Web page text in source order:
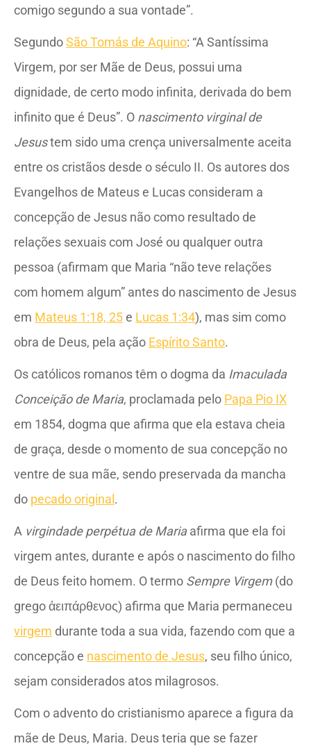
comigo segundo a sua vontade”.
SegundoSão Tomás de Aquino: “A Santíssima
Virgem, por ser Mãe de Deus, possui uma
dignidade, de certo modo infinita, derivada do bem
infinito que é Deus”. O nascimento virginal de
Jesustem sido uma crença universalmente aceita
entre os cristãos desde o século II. Os autores dos
Evangelhos de Mateus e Lucas consideram a
concepção de Jesus não como resultado de
relações sexuais com José ou qualquer outra
pessoa (afirmam que Maria “não teve relações
com homem algum” antes do nascimento de Jesus
em Mateus 1:18, 25e Lucas 1:34), mas sim como
obra de Deus, pela ação Espírito Santo.
Os católicos romanos têm o dogma da Imaculada
Conceição de Maria, proclamada pelo Papa Pio IX
em 1854, dogma que afirma que ela estava cheia
de graça, desde o momento de sua concepção no
ventre de sua mãe, sendo preservada da mancha
do pecado original .
A virgindade perpétua de Mariaafirma que ela foi
virgem antes, durante e após o nascimento do filho
de Deus feito homem. O termo Sempre Virgem(do
grego ἀειπάρθενος) afirma que Maria permaneceu
virgem durante toda a sua vida, fazendo com que a
concepção e nascimento de Jesus, seu filho único,
sejam considerados atos milagrosos.
Com o advento do cristianismo aparece a figura da
mãe de Deus, Maria. Deus teria que se fazer